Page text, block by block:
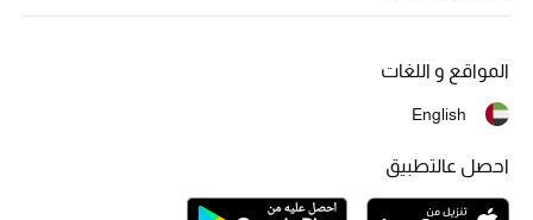
عرض جميع المنتجات
المواقع و اللغات
English
احصل عالتطبيق